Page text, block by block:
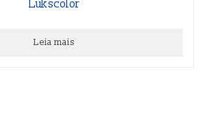
Lukscolor
Leia mais